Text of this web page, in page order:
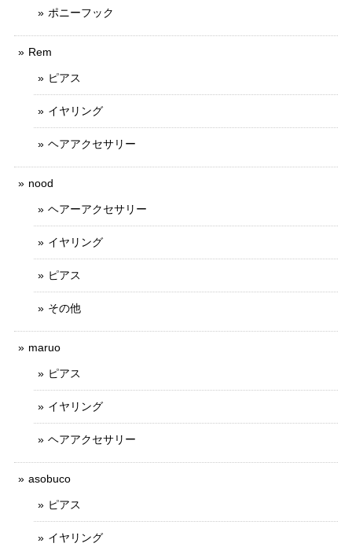
ポニーフック
Rem
ピアス
イヤリング
ヘアアクセサリー
nood
ヘアーアクセサリー
イヤリング
ピアス
その他
maruo
ピアス
イヤリング
ヘアアクセサリー
asobuco
ピアス
イヤリング